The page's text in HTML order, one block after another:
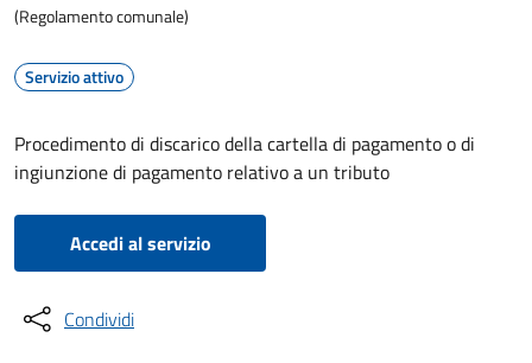
(Regolamento comunale)
Servizio attivo
Procedimento di discarico della cartella di pagamento o di
ingiunzione di pagamento relativo a un tributo
Accedi al servizio
Condividi